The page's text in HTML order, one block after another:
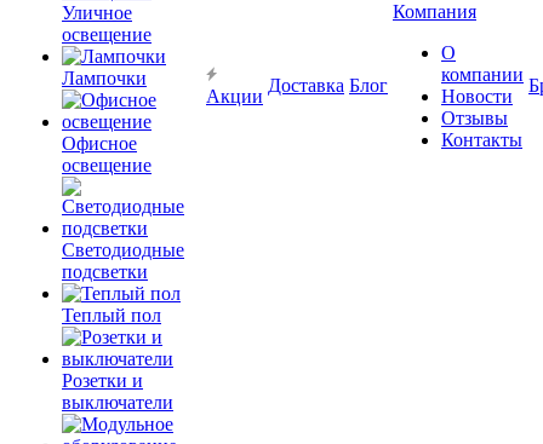
Уличное
освещение
Лампочки
Офисное
освещение
Светодиодные
подсветки
Теплый пол
Розетки и
выключатели
Акции
Доставка Блог
Компания
О
компании
Новости
Отзывы
Контакты